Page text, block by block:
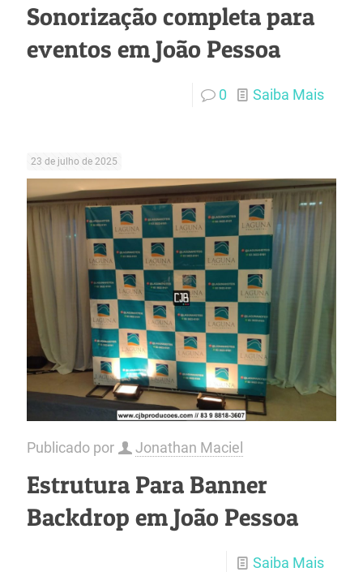
Sonorização completa para
eventos em João Pessoa
0 Saiba Mais
23 de julho de 2025
Publicado por Jonathan Maciel
Estrutura Para Banner
Backdrop em João Pessoa
Saiba Mais